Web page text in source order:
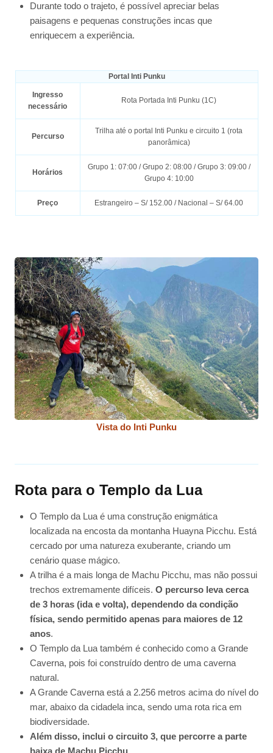
Durante todo o trajeto, é possível apreciar belas
paisagens e pequenas construções incas que
enriquecem a experiência.
Portal Inti Punku
Ingresso
necessário
Rota Portada Inti Punku (1C)
Percurso
Trilha até o portal Inti Punku e circuito 1 (rota
panorâmica)
Horários
Grupo 1: 07:00 / Grupo 2: 08:00 / Grupo 3: 09:00 /
Grupo 4: 10:00
Preço Estrangeiro – S/ 152.00 / Nacional – S/ 64.00
Vista do Inti Punku
Rota para o Templo da Lua
O Templo da Lua é uma construção enigmática
localizada na encosta da montanha Huayna Picchu. Está
cercado por uma natureza exuberante, criando um
cenário quase mágico.
A trilha é a mais longa de Machu Picchu, mas não possui
trechos extremamente difíceis. O percurso leva cerca
de 3 horas (ida e volta), dependendo da condição
física, sendo permitido apenas para maiores de 12
anos.
O Templo da Lua também é conhecido como a Grande
Caverna, pois foi construído dentro de uma caverna
natural.
A Grande Caverna está a 2.256 metros acima do nível do
mar, abaixo da cidadela inca, sendo uma rota rica em
biodiversidade.
Além disso, inclui o circuito 3, que percorre a parte
baixa de Machu Picchu.